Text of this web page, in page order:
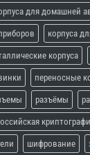
для домашней
корпуса
корпуса
переносные
разъёмы
шифрование